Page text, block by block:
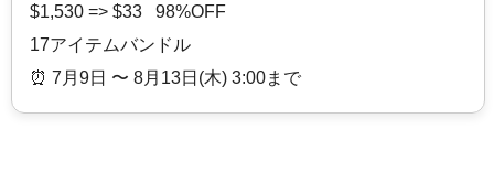
$1,530 => $33 98%OFF
17アイテムバンドル
⏰️ 7月9日 〜 8月13日(木) 3:00まで